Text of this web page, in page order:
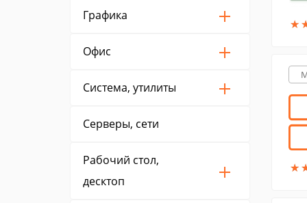
Графика
Офис
Система, утилиты
Серверы, сети
Рабочий стол,
десктоп
★
★
★
★